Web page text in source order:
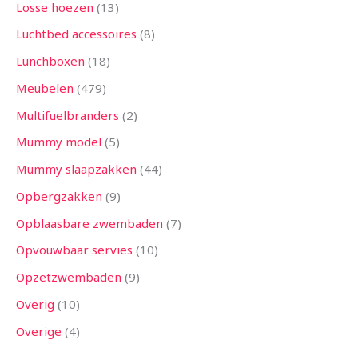
Losse hoezen 13
Luchtbed accessoires 8
Lunchboxen 18
Meubelen 479
Multifuelbranders 2
Mummy model 5
Mummy slaapzakken 44
Opbergzakken 9
Opblaasbare zwembaden 7
Opvouwbaar servies 10
Opzetzwembaden 9
Overig 10
Overige 4